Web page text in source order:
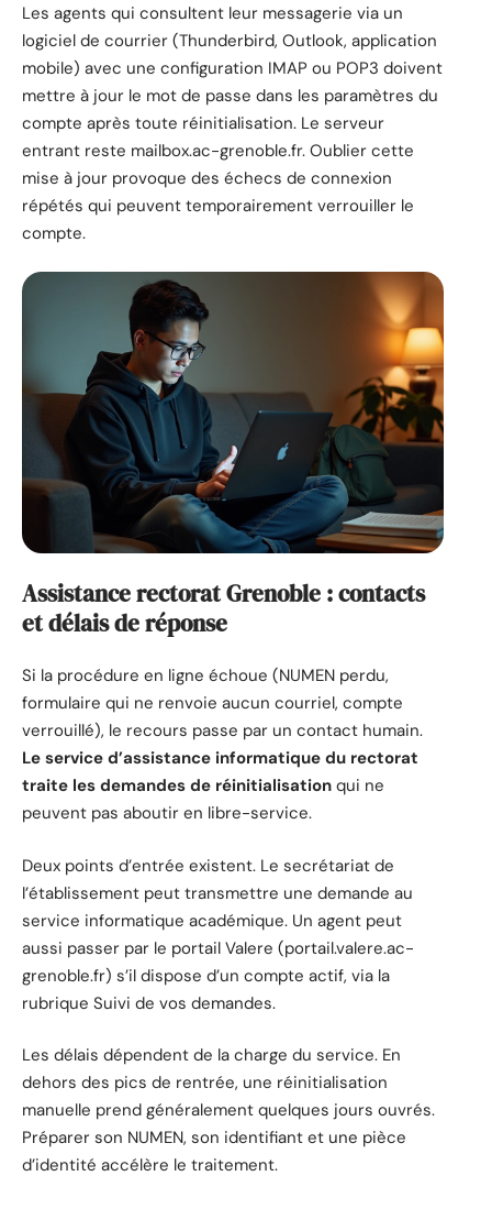
Les agents qui consultent leur messagerie via un
logiciel de courrier (Thunderbird, Outlook, application
mobile) avec une configuration IMAP ou POP3 doivent
mettre à jour le mot de passe dans les paramètres du
compte après toute réinitialisation. Le serveur
entrant reste mailbox.ac-grenoble.fr. Oublier cette
mise à jour provoque des échecs de connexion
répétés qui peuvent temporairement verrouiller le
compte.
Assistance rectorat Grenoble : contacts
et délais de réponse
Si la procédure en ligne échoue (NUMEN perdu,
formulaire qui ne renvoie aucun courriel, compte
verrouillé), le recours passe par un contact humain.
Le service d’assistance informatique du rectorat
traite les demandes de réinitialisation qui ne
peuvent pas aboutir en libre-service.
Deux points d’entrée existent. Le secrétariat de
l’établissement peut transmettre une demande au
service informatique académique. Un agent peut
aussi passer par le portail Valere (portail.valere.ac-
grenoble.fr) s’il dispose d’un compte actif, via la
rubrique Suivi de vos demandes.
Les délais dépendent de la charge du service. En
dehors des pics de rentrée, une réinitialisation
manuelle prend généralement quelques jours ouvrés.
Préparer son NUMEN, son identifiant et une pièce
d’identité accélère le traitement.